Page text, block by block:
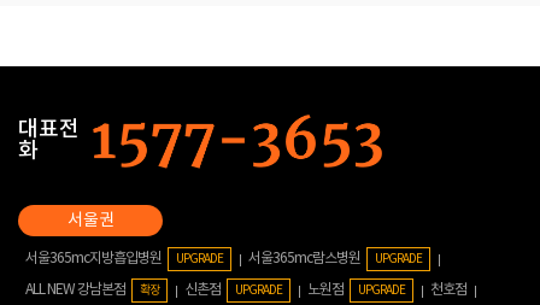
대표전
화
서울365mc지방흡입병원 UPGRADE 서울365mc람스병원 UPGRADE
ALL NEW 강남본점 확장 신촌점 UPGRADE 노원점 UPGRADE
천호점